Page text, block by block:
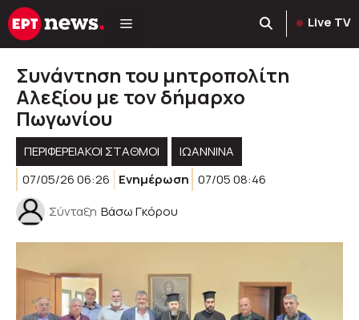
Μετάβαση
σε
Live TV
Συνάντηση του μητροπολίτη
Αλεξίου με τον δήμαρχο
Πωγωνίου
ΠΕΡΙΦΕΡΕΙΑΚΟΊ ΣΤΑΘΜΟΊ
ΙΩΑΝΝΙΝΑ
07/05/26 06:26
Ενημέρωση 07/05 08:46
Σύνταξη Βάσω Γκόρου